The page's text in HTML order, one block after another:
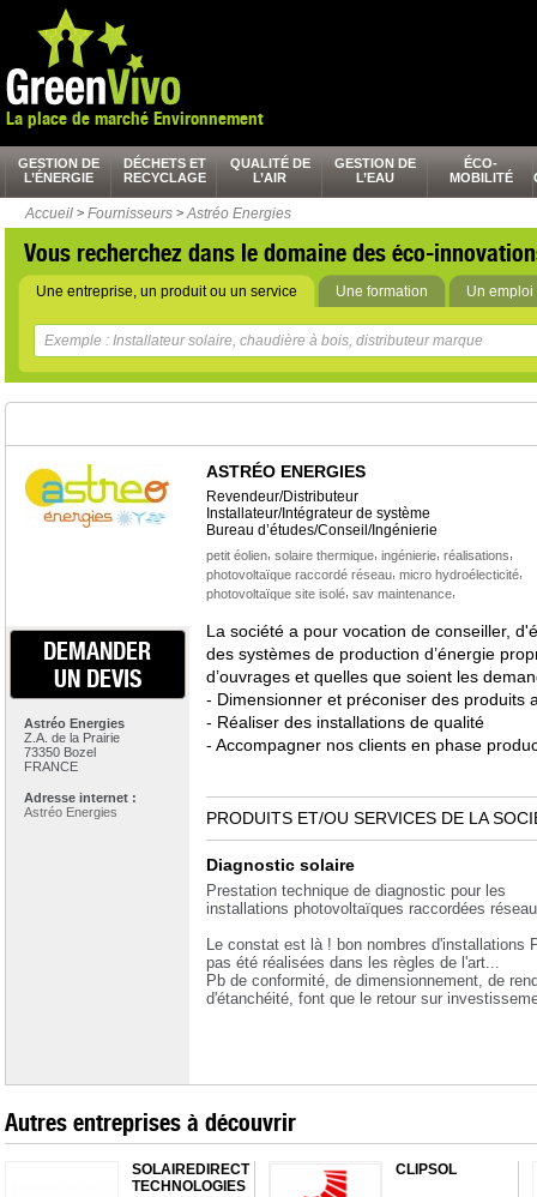
La place de marché Environnement
GESTION DE
L’ÉNERGIE
DÉCHETS ET
RECYCLAGE
QUALITÉ DE
L’AIR
GESTION DE
L’EAU
ÉCO-
MOBILITÉ
Accueil > Fournisseurs > Astréo Energies
Vous recherchez dans le domaine des éco-
Une entreprise, un produit ou un service Une formation Un emploi
DEMANDER
UN DEVIS
Astréo Energies
Z.A. de la Prairie
73350 Bozel
FRANCE
Adresse internet :
Astréo Energies
ASTRÉO ENERGIES
Revendeur/Distributeur
Installateur/Intégrateur de système
Bureau d’études/Conseil/Ingénierie
petit éolien, solaire thermique, ingénierie, réalisations
photovoltaïque raccordé réseau, micro hydroélecticité,
photovoltaïque site isolé, sav maintenance,
La société a pour vocation de conseiller,
des systèmes de production d’énergie
d’ouvrages et quelles que soient les
- Dimensionner et préconiser des produits
- Réaliser des installations de qualité
- Accompagner nos clients en phase
PRODUITS ET/OU SERVICES DE LA
Diagnostic solaire
Prestation technique de diagnostic pour les
installations photovoltaïques raccordées
Le constat est là ! bon nombres d'installations
pas été réalisées dans les règles de l'art...
Pb de conformité, de dimensionnement, de
d'étanchéité, font que le retour sur
Autres entreprises à découvrir
SOLAIREDIRECT
TECHNOLOGIES
CLIPSOL